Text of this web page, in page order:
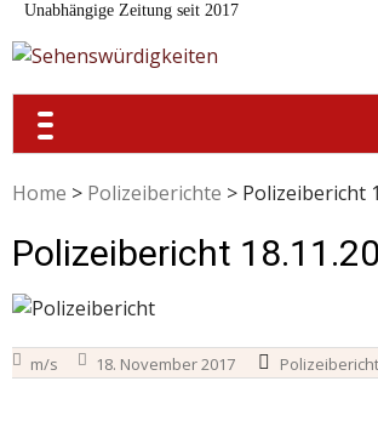
Unabhängige Zeitung seit 2017
Home > Polizeiberichte > Polizeibericht
Polizeibericht
m/s 18. November 2017